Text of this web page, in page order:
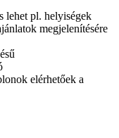
lehet pl. helyiségek
megjelenítésére
elérhetőek a